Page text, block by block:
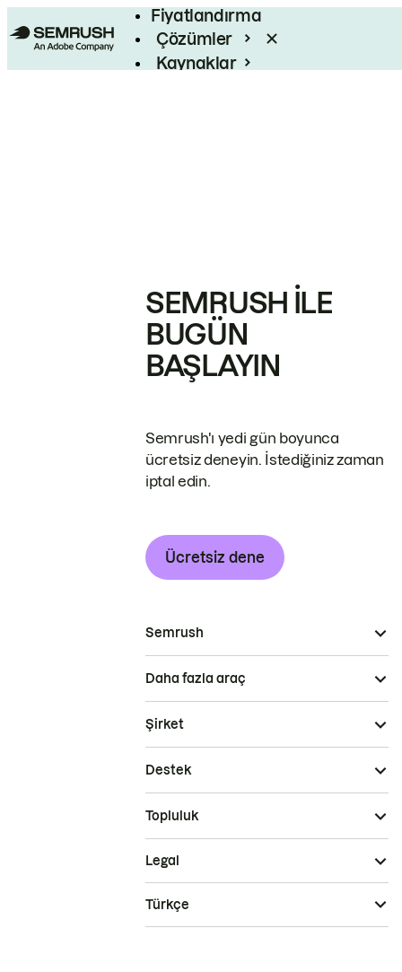
Fiyatlandırma
Çözümler
Kaynaklar
SEMRUSH ILE
BUGÜN
BAŞLAYIN
Semrush'ı yedi gün boyunca
ücretsiz deneyin. İstediğiniz zaman
iptal edin.
Ücretsiz dene
Semrush
Daha fazla araç
Şirket
Destek
Topluluk
Legal
Türkçe